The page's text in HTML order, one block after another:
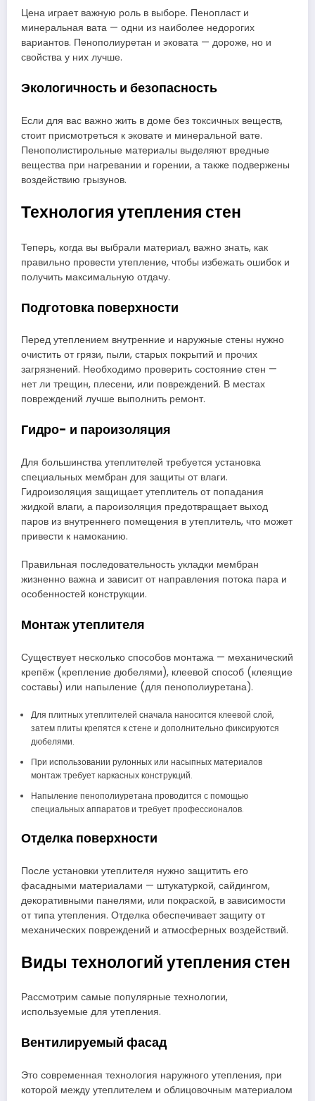
Цена играет важную роль в выборе. Пенопласт и
минеральная вата — одни из наиболее недорогих
вариантов. Пенополиуретан и эковата — дороже, но и
свойства у них лучше.
Экологичность и безопасность
Если для вас важно жить в доме без токсичных веществ,
стоит присмотреться к эковате и минеральной вате.
Пенополистирольные материалы выделяют вредные
вещества при нагревании и горении, а также подвержены
воздействию грызунов.
Технология утепления стен
Теперь, когда вы выбрали материал, важно знать, как
правильно провести утепление, чтобы избежать ошибок и
получить максимальную отдачу.
Подготовка поверхности
Перед утеплением внутренние и наружные стены нужно
очистить от грязи, пыли, старых покрытий и прочих
загрязнений. Необходимо проверить состояние стен —
нет ли трещин, плесени, или повреждений. В местах
повреждений лучше выполнить ремонт.
Гидро- и пароизоляция
Для большинства утеплителей требуется установка
специальных мембран для защиты от влаги.
Гидроизоляция защищает утеплитель от попадания
жидкой влаги, а пароизоляция предотвращает выход
паров из внутреннего помещения в утеплитель, что может
привести к намоканию.
Правильная последовательность укладки мембран
жизненно важна и зависит от направления потока пара и
особенностей конструкции.
Монтаж утеплителя
Существует несколько способов монтажа — механический
крепёж (крепление дюбелями), клеевой способ (клеящие
составы) или напыление (для пенополиуретана).
Для плитных утеплителей сначала наносится клеевой слой,
затем плиты крепятся к стене и дополнительно фиксируются
дюбелями.
При использовании рулонных или насыпных материалов
монтаж требует каркасных конструкций.
Напыление пенополиуретана проводится с помощью
специальных аппаратов и требует профессионалов.
Отделка поверхности
После установки утеплителя нужно защитить его
фасадными материалами — штукатуркой, сайдингом,
декоративными панелями, или покраской, в зависимости
от типа утепления. Отделка обеспечивает защиту от
механических повреждений и атмосферных воздействий.
Виды технологий утепления стен
Рассмотрим самые популярные технологии,
используемые для утепления.
Вентилируемый фасад
Это современная технология наружного утепления, при
которой между утеплителем и облицовочным материалом